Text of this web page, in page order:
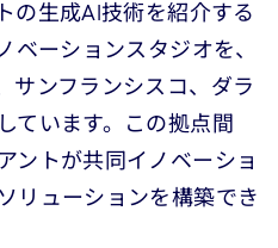
の生成AI技術を紹介する
ベーションスタジオを、
サンフランシスコ、ダラ
ています。この拠点間
ントが共同イノベーショ
リューションを構築でき